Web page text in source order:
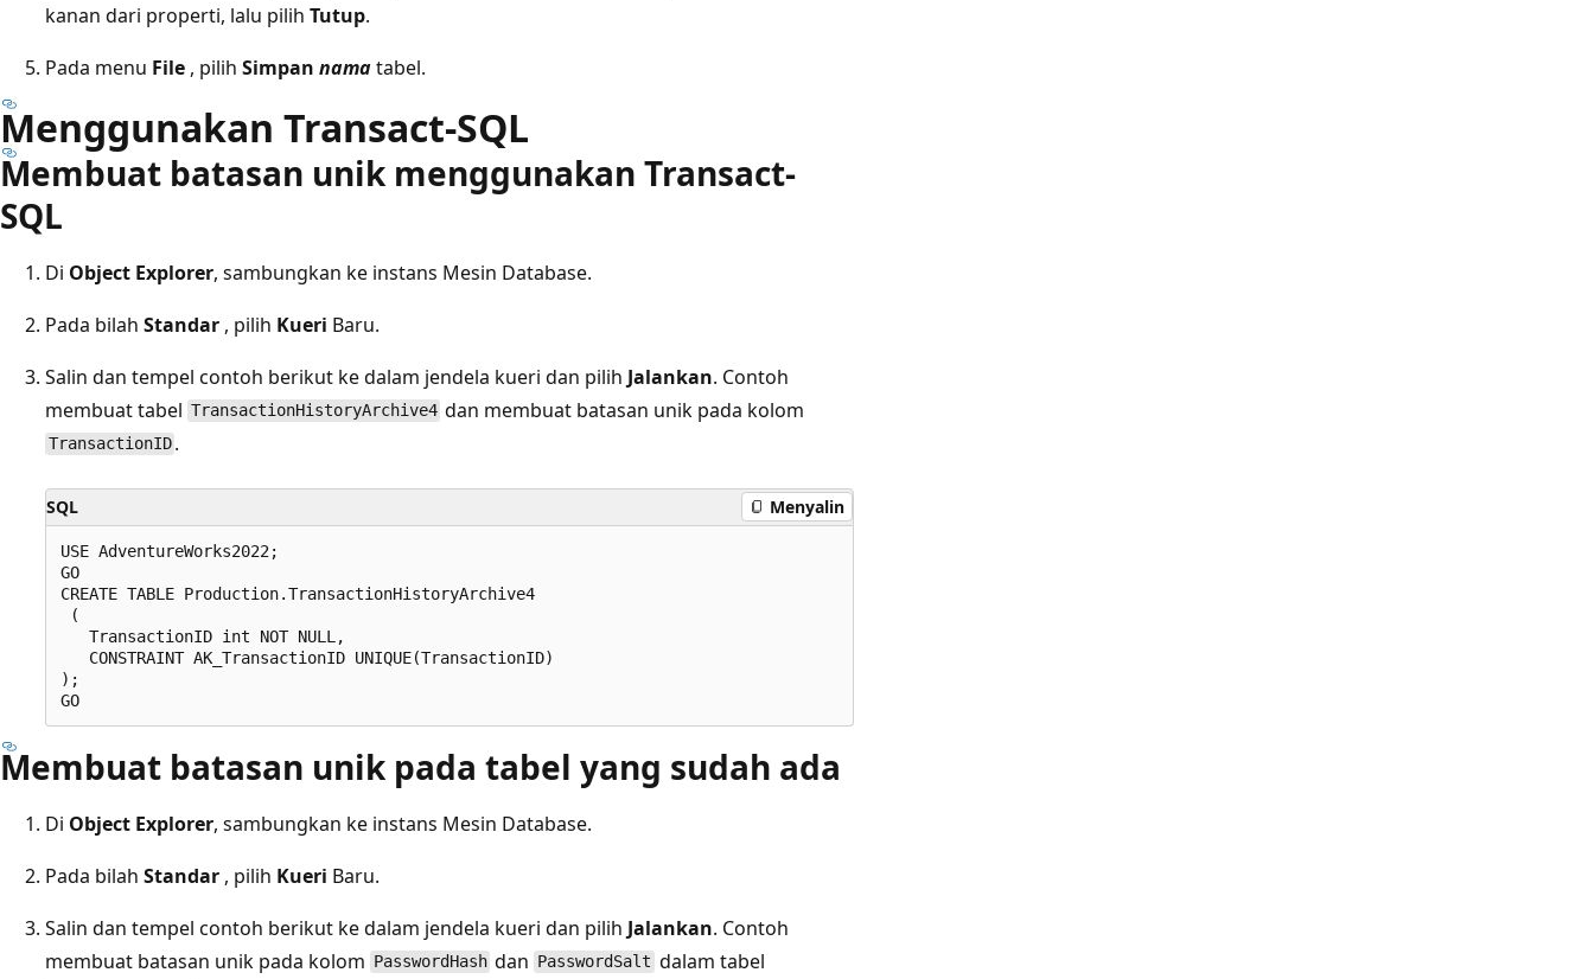
kanan dari properti, lalu pilih Tutup.
Pada menu File , pilih Simpan namatabel.
Menggunakan Transact-SQL
Membuat batasan unik menggunakan Transact-
SQL
Di Object Explorer, sambungkan ke instans Mesin Database.
Pada bilah Standar , pilih Kueri Baru.
Salin dan tempel contoh berikut ke dalam jendela kueri dan pilih Jalankan. Contoh
membuat tabel TransactionHistoryArchive4 dan membuat batasan unik pada kolom
TransactionID .
SQL Menyalin
USE AdventureWorks2022;
GO
CREATE TABLE Production.TransactionHistoryArchive4
(
   TransactionID int NOT NULL,
   CONSTRAINT AK_TransactionID UNIQUE(TransactionID)
);
Membuat batasan unik pada tabel yang sudah ada
Di Object Explorer, sambungkan ke instans Mesin Database.
Pada bilah Standar , pilih Kueri Baru.
Salin dan tempel contoh berikut ke dalam jendela kueri dan pilih Jalankan. Contoh
membuat batasan unik pada kolom PasswordHash dan PasswordSalt dalam tabel